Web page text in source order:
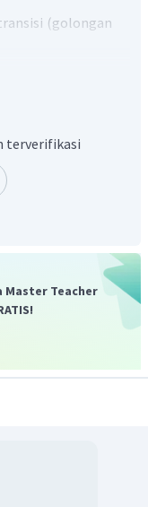
(golongan
unsur yang
unsur F adalah -1.
berikut.
F berturut- turut
terverifikasi
Master Teacher